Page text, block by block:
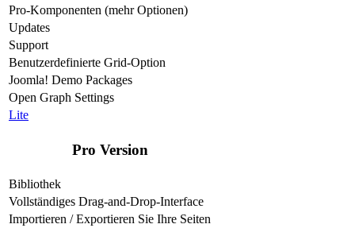
Pro-Komponenten (mehr Optionen)
Updates
Support
Benutzerdefinierte Grid-Option
Joomla! Demo Packages
Open Graph Settings
Lite
Pro Version
Bibliothek
Vollständiges Drag-and-Drop-Interface
Importieren / Exportieren Sie Ihre Seiten